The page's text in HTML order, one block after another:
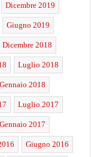
Dicembre 2019
Giugno 2019
Dicembre 2018
Luglio 2018
Gennaio 2018
Luglio 2017
Gennaio 2017
Giugno 2016